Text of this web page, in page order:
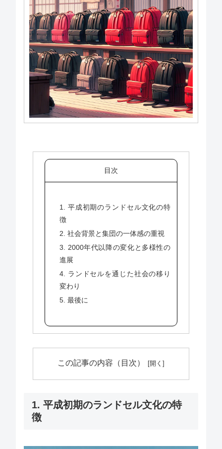
目次
1. 平成初期のランドセル文化の特
徴
2. 社会背景と集団の一体感の重視
3. 2000年代以降の変化と多様性の
進展
4. ランドセルを通じた社会の移り
変わり
5. 最後に
この記事の内容（目次）
1. 平成初期のランドセル文化の特
徴